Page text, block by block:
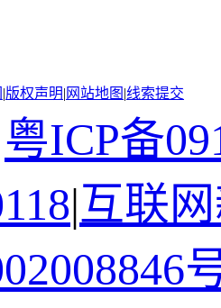
|版权声明| 网站地图 |线索提交
粤ICP备
|互联